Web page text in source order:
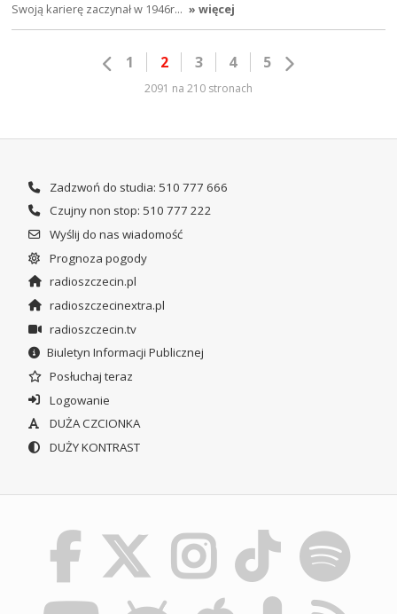
Swoją karierę zaczynał w 1946r… » więcej
1 2 3 4 5
2091 na 210 stronach
Zadzwoń do studia: 510 777 666
Czujny non stop: 510 777 222
Wyślij do nas wiadomość
Prognoza pogody
radioszczecin.pl
radioszczecinextra.pl
radioszczecin.tv
Biuletyn Informacji Publicznej
Posłuchaj teraz
Logowanie
DUŻA CZCIONKA
DUŻY KONTRAST